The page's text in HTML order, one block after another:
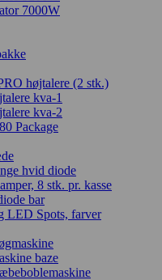
7000W
højtalere (2 stk.)
kva-1
kva-2
Package
hvid diode
8 stk. pr. kasse
bar
LED Spots, farver
baze